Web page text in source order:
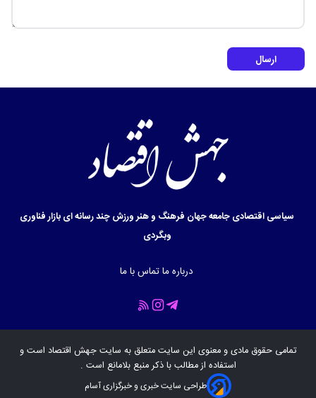
ارسال
سیاسیاقتصادیجامعهجهان فرهنگ و هنرورزشچند رسانه ایبازارفناوری
وبگردی
درباره ماتماس با ما
تمامی حقوق مادی و معنوی این سایت متعلق به سایتجهش اقتصاد است و
استفاده از مطالب با ذکر منبع بلامانع است .
طراحی سایت خبری و خبرگزاری آسام